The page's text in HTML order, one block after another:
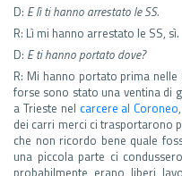
D: E lì ti hanno arrestato le SS.
R: Lì mi hanno arrestato le SS, sì.
D: E ti hanno portato dove?
R: Mi hanno portato prima
forse sono stato una ventina di
a Trieste nel carcere al Coroneo
dei carri merci ci trasportarono
che non ricordo bene quale
una piccola parte ci
probabilmente erano liberi